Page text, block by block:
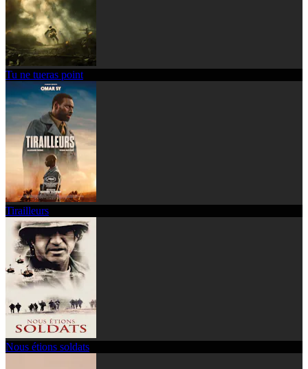
Tu ne tueras point
Tirailleurs
Nous étions soldats